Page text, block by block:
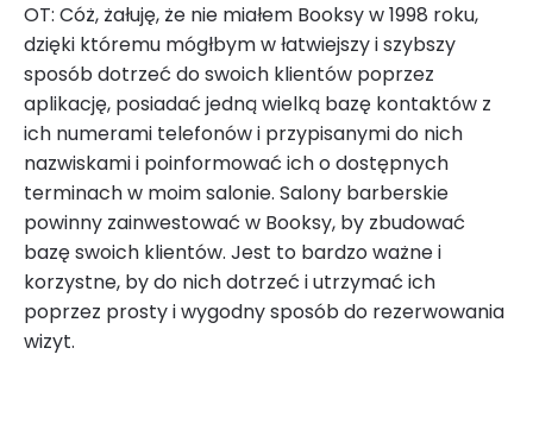
OT: Cóż, żałuję, że nie miałem Booksy w 1998 roku,
dzięki któremu mógłbym w łatwiejszy i szybszy
sposób dotrzeć do swoich klientów poprzez
aplikację, posiadać jedną wielką bazę kontaktów z
ich numerami telefonów i przypisanymi do nich
nazwiskami i poinformować ich o dostępnych
terminach w moim salonie. Salony barberskie
powinny zainwestować w Booksy, by zbudować
bazę swoich klientów. Jest to bardzo ważne i
korzystne, by do nich dotrzeć i utrzymać ich
poprzez prosty i wygodny sposób do rezerwowania
wizyt.